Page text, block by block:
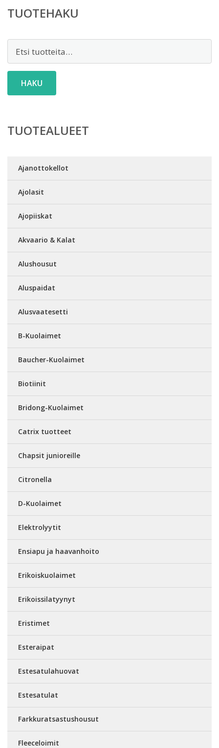
TUOTEHAKU
HAKU
TUOTEALUEET
Ajanottokellot
Ajolasit
Ajopiiskat
Akvaario & Kalat
Alushousut
Aluspaidat
Alusvaatesetti
B-Kuolaimet
Baucher-Kuolaimet
Biotiinit
Bridong-Kuolaimet
Catrix tuotteet
Chapsit junioreille
Citronella
D-Kuolaimet
Elektrolyytit
Ensiapu ja haavanhoito
Erikoiskuolaimet
Erikoissilatyynyt
Eristimet
Esteraipat
Estesatulahuovat
Estesatulat
Farkkuratsastushousut
Fleeceloimit